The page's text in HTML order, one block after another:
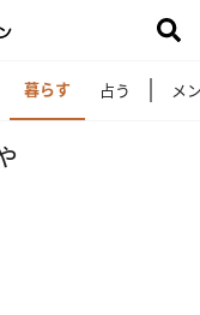
暮らす 占う メ